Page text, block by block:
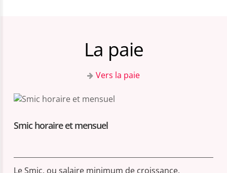
La paie
Vers la paie
Smic horaire et mensuel
Le Smic, ou salaire minimum de croissance,